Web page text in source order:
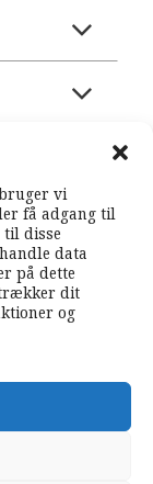
vi
få adgang til
disse
data
på dette
dit
og
FEEDS